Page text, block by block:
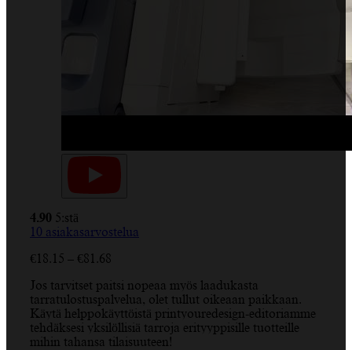
4.90 5:stä
10 asiakasarvostelua
€18.15 – €81.68
-
€81.68
Jos tarvitset paitsi nopeaa myös laadukasta
tarratulostuspalvelua, olet tullut oikeaan paikkaan.
Käytä helppokäyttöistä printyouredesign-editoriamme
tehdäksesi yksilöllisiä tarroja erityyppisille tuotteille
mihin tahansa tilaisuuteen!